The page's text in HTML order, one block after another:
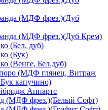
(МДФ фрез.)(Дуб
(МДФ фрез.)(Дуб Крем)
(Бел. дуб)
(Бук)
(Венге, Бел.дуб)
(МДФ глянец, Витраж
капучино)
Аппартс
(МДФ фрез.)(Белый Софт)